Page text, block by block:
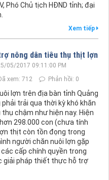
Phó Chủ tịch HĐND tỉnh; đại
Xem tiếp
nông dân tiêu thụ thịt lợn
05/2017 09:11:00 PM
xem: 712
Phản hồi: 0
lợn trên địa bàn tỉnh Quảng
trải qua thời kỳ khó khăn
chậm như hiện nay. Hiện
298.000 con (chưa tính
thịt còn tồn đọng trong
người chăn nuôi lợn gặp
cấp chính quyền trong
giải pháp thiết thực hỗ trợ